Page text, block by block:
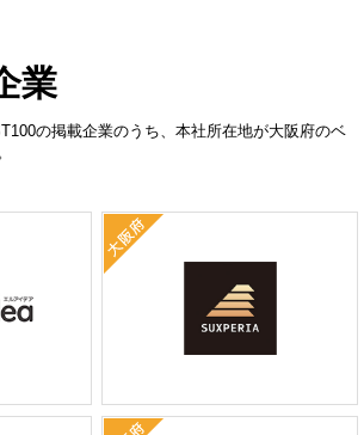
業
の掲載企業のうち、本社所在地が大阪府のベ